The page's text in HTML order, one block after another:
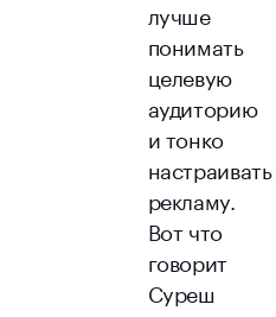
лучше
понимать
целевую
аудиторию
и тонко
настраивать
рекламу.
Вот что
говорит
Суреш